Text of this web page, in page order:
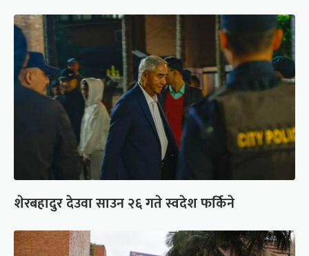
शेरबहादुर देउवा साउन २६ गते स्वदेश फर्किने